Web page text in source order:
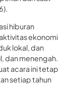
hiburan
ekonomi
lokal, dan
dan menengah.
acara ini tetap
setiap tahun